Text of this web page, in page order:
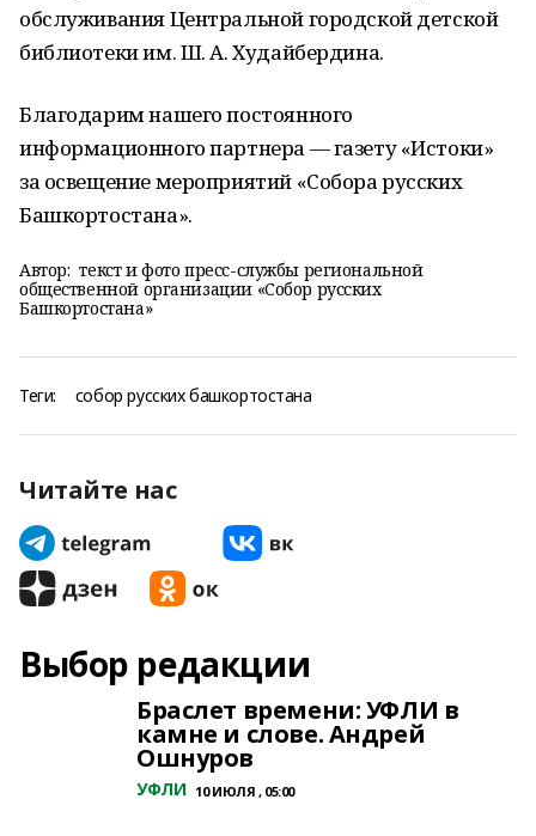
обслуживания Центральной городской детской
библиотеки им. Ш. А. Худайбердина.
Благодарим нашего постоянного
информационного партнера — газету «Истоки»
за освещение мероприятий «Собора русских
Башкортостана».
Автор: текст и фото пресс-службы региональной
общественной организации «Собор русских
Башкортостана»
Теги: собор русских башкортостана
Читайте нас
Выбор редакции
Браслет времени: УФЛИ в
камне и слове. Андрей
Ошнуров
УФЛИ 10 ИЮЛЯ , 05:00